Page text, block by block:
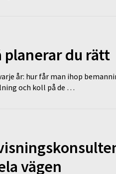
planerar du rätt
år: hur får man ihop
och koll på de …
vägen